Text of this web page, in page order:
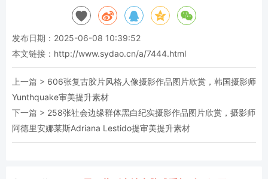
发布日期：2025-06-08 10:39:52
本文链接： http://www.sydao.cn/a/7444.html
上一篇 > 606张复古胶片风格人像摄影作品图片欣赏，韩国摄影师
Yunthquake审美提升素材
下一篇 > 258张社会边缘群体黑白纪实摄影作品图片欣赏，摄影师
阿德里安娜莱斯Adriana Lestido提审美提升素材